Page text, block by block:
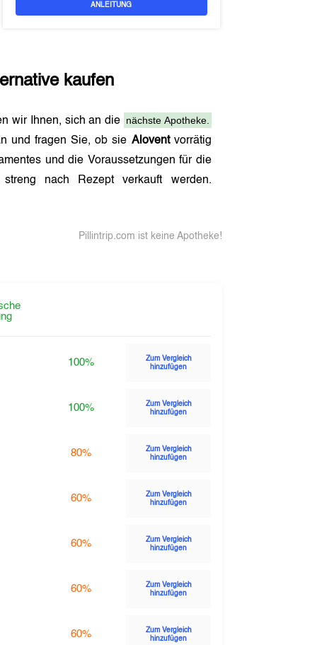
ANLEITUNG
kaufen
wir Ihnen, sich an die nächste Apotheke.
und fragen Sie, ob sie Aloventvorrätig
und die Voraussetzungen für die
streng nach Rezept verkauft werden.
Pillintrip.com ist keine Apotheke!
100%
Zum Vergleich
hinzufügen
100%
Zum Vergleich
hinzufügen
80%
Zum Vergleich
hinzufügen
60%
Zum Vergleich
hinzufügen
60%
Zum Vergleich
hinzufügen
60%
Zum Vergleich
hinzufügen
60%
Zum Vergleich
hinzufügen